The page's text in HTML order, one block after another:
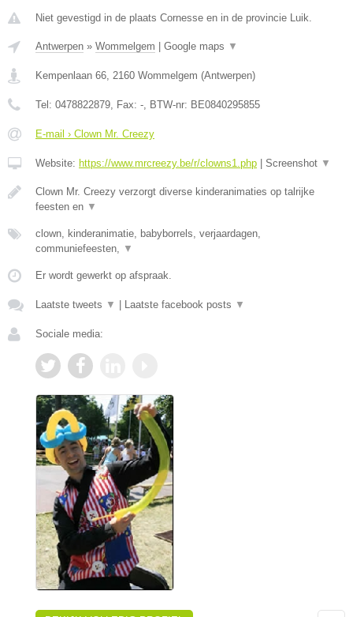
Niet gevestigd in de plaats Cornesse en in de provincie Luik.
Antwerpen » Wommelgem Google maps ▼
Kempenlaan 66, 2160 Wommelgem (Antwerpen)
Tel: 0478822879, Fax: -, BTW-nr: BE0840295855
E-mail › Clown Mr. Creezy
Website: https://www.mrcreezy.be/r/clowns1.php Screenshot ▼
Clown Mr. Creezy verzorgt diverse kinderanimaties op talrijke
feesten en ▼
clown, kinderanimatie, babyborrels, verjaardagen,
communiefeesten, ▼
Er wordt gewerkt op afspraak.
Laatste tweets ▼ Laatste facebook posts ▼
Sociale media: